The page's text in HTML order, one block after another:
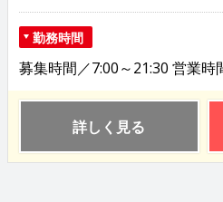
勤務時間
募集時間／7:00～21:30 営業時
詳しく見る